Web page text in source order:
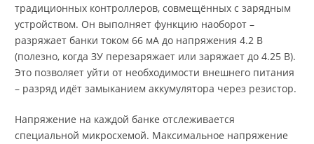
традиционных контроллеров, совмещённых с зарядным
устройством. Он выполняет функцию наоборот –
разряжает банки током 66 мА до напряжения 4.2 В
(полезно, когда ЗУ перезаряжает или заряжает до 4.25 В).
Это позволяет уйти от необходимости внешнего питания
– разряд идёт замыканием аккумулятора через резистор.
Напряжение на каждой банке отслеживается
специальной микросхемой. Максимальное напряжение